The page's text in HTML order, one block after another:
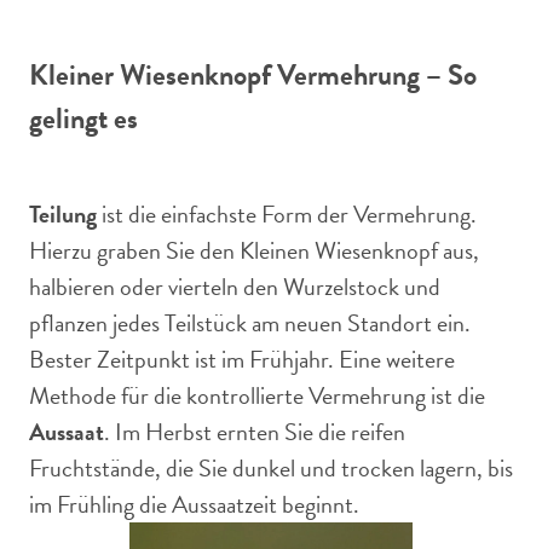
Kleiner Wiesenknopf Vermehrung – So
gelingt es
Teilungist die einfachste Form der Vermehrung.
Hierzu graben Sie den Kleinen Wiesenknopf aus,
halbieren oder vierteln den Wurzelstock und
pflanzen jedes Teilstück am neuen Standort ein.
Bester Zeitpunkt ist im Frühjahr. Eine weitere
Methode für die kontrollierte Vermehrung ist die
Aussaat. Im Herbst ernten Sie die reifen
Fruchtstände, die Sie dunkel und trocken lagern, bis
im Frühling die Aussaatzeit beginnt.